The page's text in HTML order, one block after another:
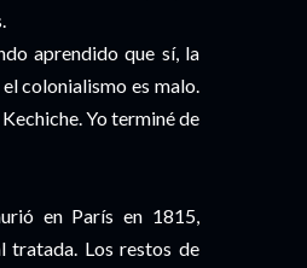
aprendido que sí, la
colonialismo es malo.
Yo terminé de
en París en 1815,
tratada. Los restos de